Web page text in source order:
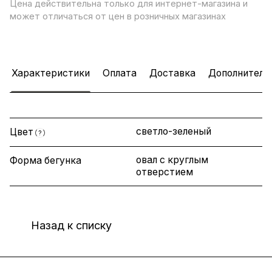
Цена действительна только для интернет-магазина и
может отличаться от цен в розничных магазинах
Характеристики Оплата Доставка
Цвет ? светло-зеленый
Форма бегунка
овал с круглым
отверстием
Назад к списку